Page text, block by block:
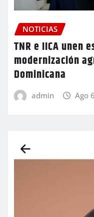
NOTICIAS
TNR e IICA unen
modernización
Dominicana
admin Ago